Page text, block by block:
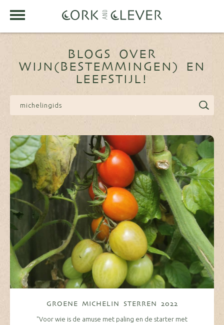
BLOGS OVER
WIJN(BESTEMMINGEN) EN
LEEFSTIJL!
GROENE MICHELIN STERREN 2022
"Voor wie is de amuse met paling en de starter met